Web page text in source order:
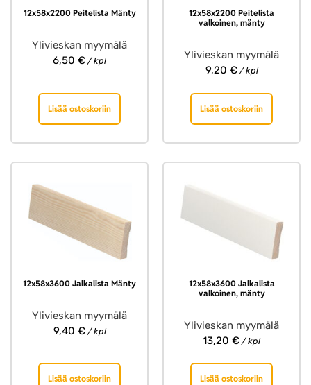
12x58x2200 Peitelista Mänty
Ylivieskan myymälä
6,50 € / kpl
Lisää ostoskoriin
12x58x2200 Peitelista
valkoinen, mänty
Ylivieskan myymälä
9,20 €/ kpl
Lisää ostoskoriin
12x58x3600 Jalkalista Mänty
Ylivieskan myymälä
9,40 €/ kpl
Lisää ostoskoriin
12x58x3600 Jalkalista
valkoinen, mänty
Ylivieskan myymälä
13,20 € / kpl
Lisää ostoskoriin